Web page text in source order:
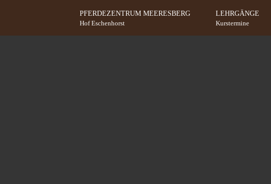
PFERDEZENTRUM MEERESBERG
Hof Eschenhorst
LEHRGÄNGE
Kurstermine